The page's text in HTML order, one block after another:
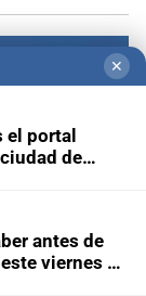
✕
el portal
de
antes de
viernes 7